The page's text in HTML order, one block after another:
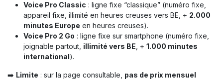
Voice Pro Classic : ligne fixe “classique” (numéro fixe,
appareil fixe, illimité en heures creuses vers BE, + 2.000
minutes Europe en heures creuses).
Voice Pro 2 Go : ligne fixe sur smartphone (numéro fixe,
joignable partout, illimité vers BE, + 1.000 minutes
international).
➡️ Limite : sur la page consultable, pas de prix mensuel